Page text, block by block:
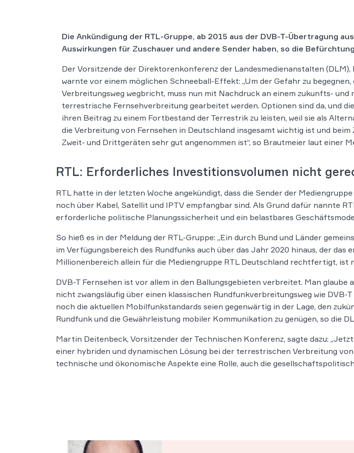
Die Ankündigung der RTL-Gruppe, ab 2015 aus der DVB-T-Übertragung
Auswirkungen für Zuschauer und andere Sender haben, so die
Der Vorsitzende der Direktorenkonferenz der Landesmedienanstalten (DLM),
warnte vor einem möglichen Schneeball-Effekt: „Um der Gefahr zu begegnen,
Verbreitungsweg wegbricht, muss nun mit Nachdruck an einem zukunfts-
terrestrische Fernsehverbreitung gearbeitet werden. Optionen sind da, und
ihren Beitrag zu einem Fortbestand der Terrestrik zu leisten, weil sie als
die Verbreitung von Fernsehen in Deutschland insgesamt wichtig ist und beim
Zweit- und Drittgeräten sehr gut angenommen ist“, so Brautmeier laut einer
RTL: Erforderliches Investitionsvolumen nicht
RTL hatte in der letzten Woche angekündigt, dass die Sender der
noch über Kabel, Satellit und IPTV empfangbar sind. Als Grund dafür nannte
erforderliche politische Planungssicherheit und ein belastbares
So hieß es in der Meldung der RTL-Gruppe: „Ein durch Bund und Länder
im Verfügungsbereich des Rundfunks auch über das Jahr 2020 hinaus, der
Millionenbereich allein für die Mediengruppe RTL Deutschland rechtfertigt, ist
DVB-T Fernsehen ist vor allem in den Ballungsgebieten verbreitet. Man
nicht zwangsläufig über einen klassischen Rundfunkverbreitungsweg wie DVB-
noch die aktuellen Mobilfunkstandards seien gegenwärtig in der Lage, den
Rundfunk und die Gewährleistung mobiler Kommunikation zu genügen, so die
Martin Deitenbeck, Vorsitzender der Technischen Konferenz, sagte dazu:
einer hybriden und dynamischen Lösung bei der terrestrischen Verbreitung
technische und ökonomische Aspekte eine Rolle, auch die